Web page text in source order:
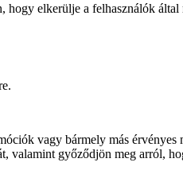
elkerülje a felhasználók által
vagy bármely más érvényes
valamint győződjön meg arról,